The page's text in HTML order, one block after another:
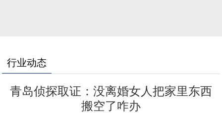
行业动态
青岛侦探取证：没离婚女人把家里东西
搬空了咋办